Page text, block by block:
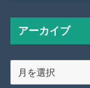
アーカイブ
ー